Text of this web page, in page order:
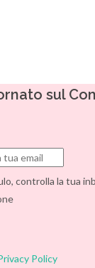
sul
controlla la tua
Policy